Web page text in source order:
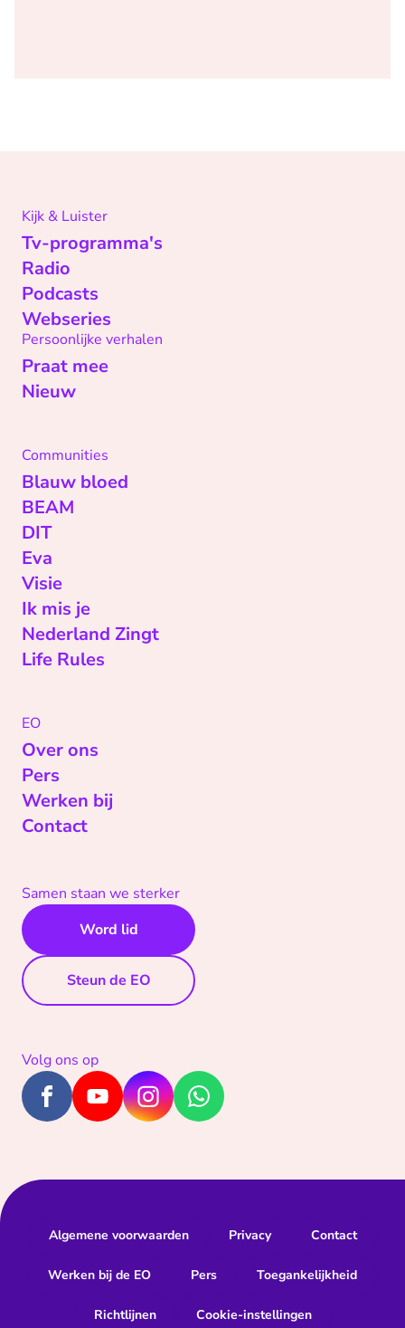
Kijk & Luister
Tv-programma's
Radio
Podcasts
Webseries
Persoonlijke verhalen
Praat mee
Nieuw
Communities
Blauw bloed
BEAM
DIT
Eva
Visie
Ik mis je
Nederland Zingt
Life Rules
EO
Over ons
Pers
Werken bij
Contact
Samen staan we sterker
Word lid
Steun de EO
Volg ons op
Algemene voorwaarden Privacy Contact
Werken bij de EO Pers Toegankelijkheid
Richtlijnen Cookie-instellingen